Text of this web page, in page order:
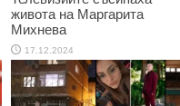
живота на Маргарита
Михнева
17.12.2024